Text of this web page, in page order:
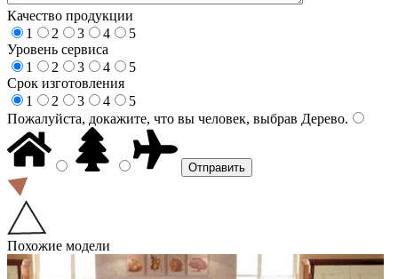
Качество продукции
1
2 3 4
5
Уровень сервиса
1
2 3 4
5
Срок изготовления
1
2 3 4
5
Пожалуйста, докажите, что вы человек, выбрав Дерево.
Похожие модели